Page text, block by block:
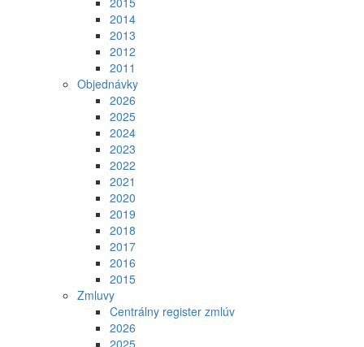
2014
2013
2012
2011
Objednávky
2026
2025
2024
2023
2022
2021
2020
2019
2018
2017
2016
2015
Zmluvy
Centrálny register zmlúv
2026
2025